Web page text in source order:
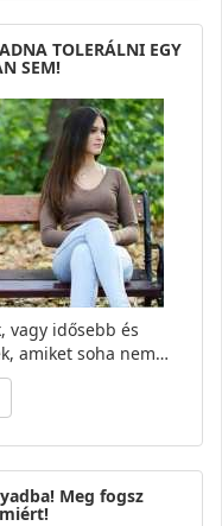
TOLERÁLNI EGY
SEM!
vagy idősebb és
amiket soha nem…
Meg fogsz